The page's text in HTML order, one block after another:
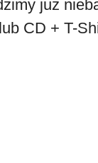
już
CD + T-